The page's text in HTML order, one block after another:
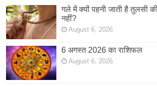
गले में क्यों पहनी जाती है तुलसी
नहीं?
August 6, 2026
6 अगस्त 2026 का राशिफल
August 6, 2026